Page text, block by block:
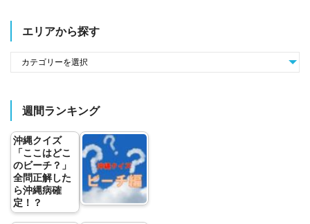
エリアから探す
週間ランキング
沖縄クイズ
「ここはどこ
のビーチ？」
全問正解した
ら沖縄病確
定！？